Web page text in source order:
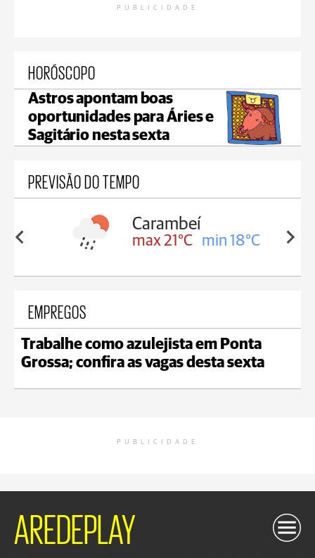
PUBLICIDADE
HORÓSCOPO
Astros apontam boas
oportunidades para Áries e
Sagitário nesta sexta
PREVISÃO DO TEMPO
18°C
Carambeí
max 21°C min 18°C
EMPREGOS
Trabalhe como azulejista em Ponta
Grossa; confira as vagas desta sexta
PUBLICIDADE
AREDEPLAY